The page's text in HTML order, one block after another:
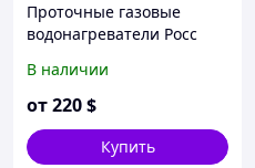
Проточные газовые
водонагреватели Росс
В наличии
от220$
Купить